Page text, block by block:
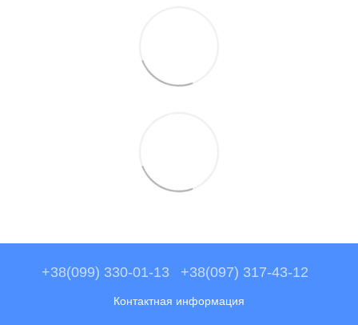
+38(099) 330-01-13 +38(097) 317-43-12
Контактная информация